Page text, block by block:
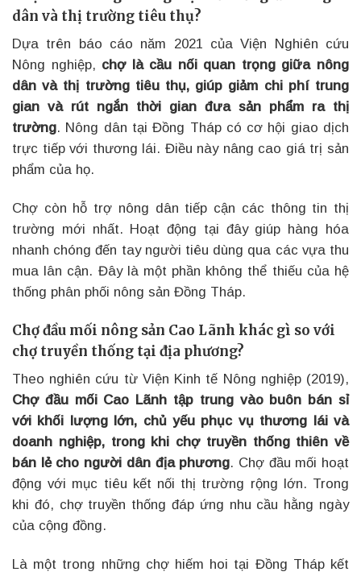
dân và thị trường tiêu thụ?
Dựa trên báo cáo năm 2021 của Viện Nghiên cứu
Nông nghiệp, chợ là cầu nối quan trọng giữa nông
dân và thị trường tiêu thụ, giúp giảm chi phí trung
gian và rút ngắn thời gian đưa sản phẩm ra thị
trường. Nông dân tại Đồng Tháp có cơ hội giao dịch
trực tiếp với thương lái. Điều này nâng cao giá trị sản
phẩm của họ.
Chợ còn hỗ trợ nông dân tiếp cận các thông tin thị
trường mới nhất. Hoạt động tại đây giúp hàng hóa
nhanh chóng đến tay người tiêu dùng qua các vựa thu
mua lân cận. Đây là một phần không thể thiếu của hệ
thống phân phối nông sản Đồng Tháp.
Chợ đầu mối nông sản Cao Lãnh khác gì so với
chợ truyền thống tại địa phương?
Theo nghiên cứu từ Viện Kinh tế Nông nghiệp (2019),
Chợ đầu mối Cao Lãnh tập trung vào buôn bán sỉ
với khối lượng lớn, chủ yếu phục vụ thương lái và
doanh nghiệp, trong khi chợ truyền thống thiên về
bán lẻ cho người dân địa phương. Chợ đầu mối hoạt
động với mục tiêu kết nối thị trường rộng lớn. Trong
khi đó, chợ truyền thống đáp ứng nhu cầu hằng ngày
của cộng đồng.
Là một trong những chợ hiếm hoi tại Đồng Tháp kết